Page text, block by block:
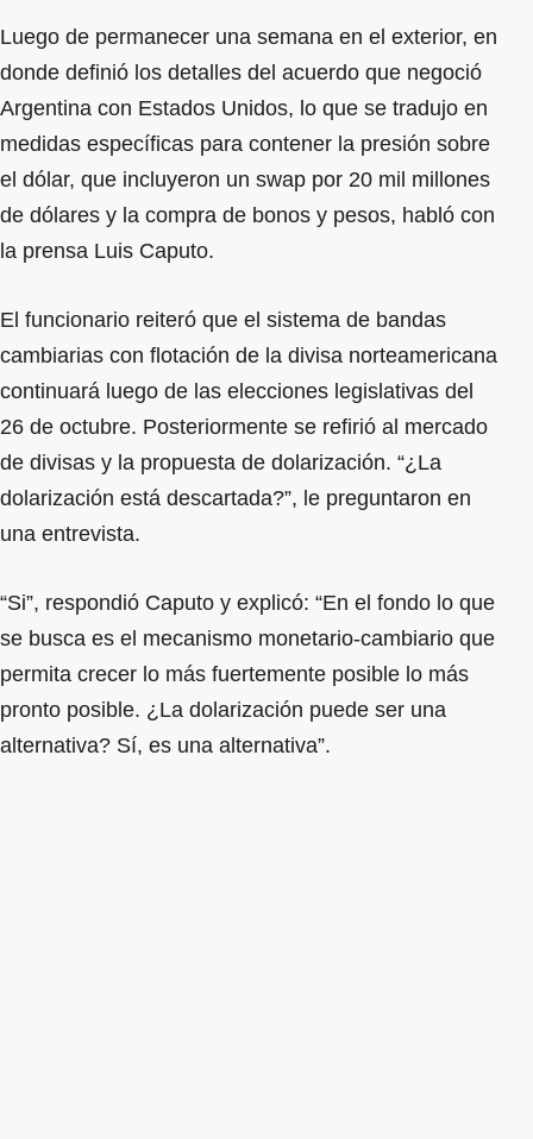
Luego de permanecer una semana en el exterior, en
donde definió los detalles del acuerdo que negoció
Argentina con Estados Unidos, lo que se tradujo en
medidas específicas para contener la presión sobre
el dólar, que incluyeron un swap por 20 mil millones
de dólares y la compra de bonos y pesos, habló con
la prensa Luis Caputo.
El funcionario reiteró que el sistema de bandas
cambiarias con flotación de la divisa norteamericana
continuará luego de las elecciones legislativas del
26 de octubre. Posteriormente se refirió al mercado
de divisas y la propuesta de dolarización. “¿La
dolarización está descartada?”, le preguntaron en
una entrevista.
“Si”, respondió Caputo y explicó: “En el fondo lo que
se busca es el mecanismo monetario-cambiario que
permita crecer lo más fuertemente posible lo más
pronto posible. ¿La dolarización puede ser una
alternativa? Sí, es una alternativa”.